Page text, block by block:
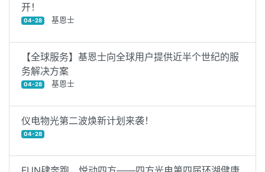
开！
04-28 基恩士
【全球服务】基恩士向全球用户提供近半个世纪的服
务解决方案
04-28 基恩士
仪电物光第二波焕新计划来袭！
04-28